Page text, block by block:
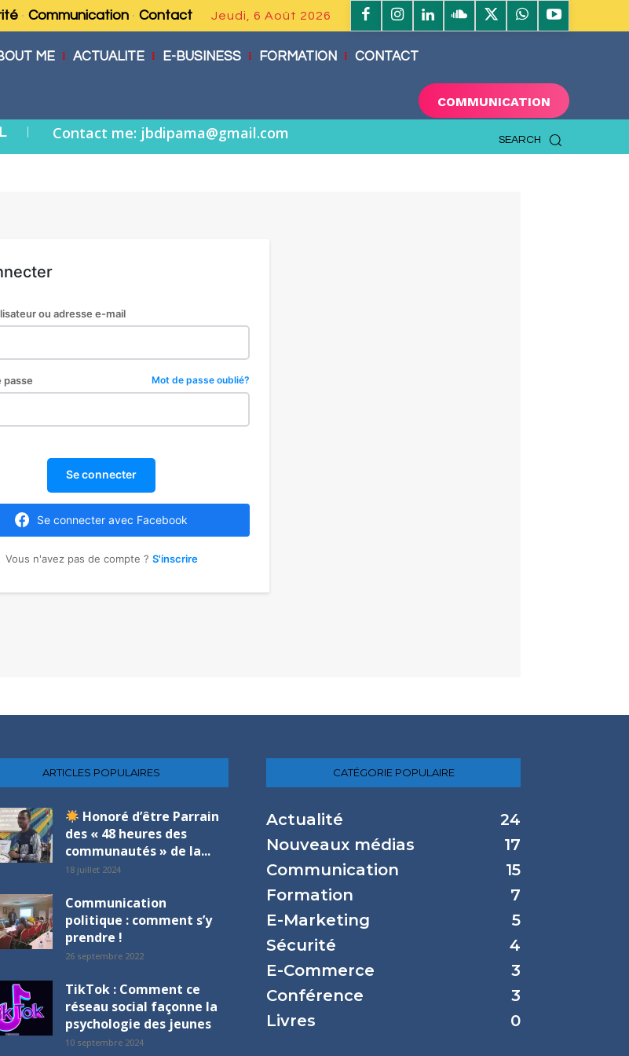
Communication Contact Jeudi, 6 Août 2026
ME ACTUALITE E-BUSINESS FORMATION CONTACT
COMMUNICATION
|
SEARCH
Contact me: jbdipama@gmail.com
ou adresse e-mail
passe Mot de passe oublié?
Se connecter
Se connecter avec Facebook
Vous n'avez pas de compte ? S'inscrire
ARTICLES POPULAIRES
Honoré d’être Parrain
des « 48 heures des
communautés » de la...
18 juillet 2024
Communication
politique : comment s’y
prendre !
26 septembre 2022
TikTok : Comment ce
réseau social façonne la
psychologie des jeunes
10 septembre 2024
CATÉGORIE POPULAIRE
Actualité
24
Nouveaux médias
17
Communication
15
Formation
7
E-Marketing
5
Sécurité
4
E-Commerce
3
Conférence
3
Livres
0